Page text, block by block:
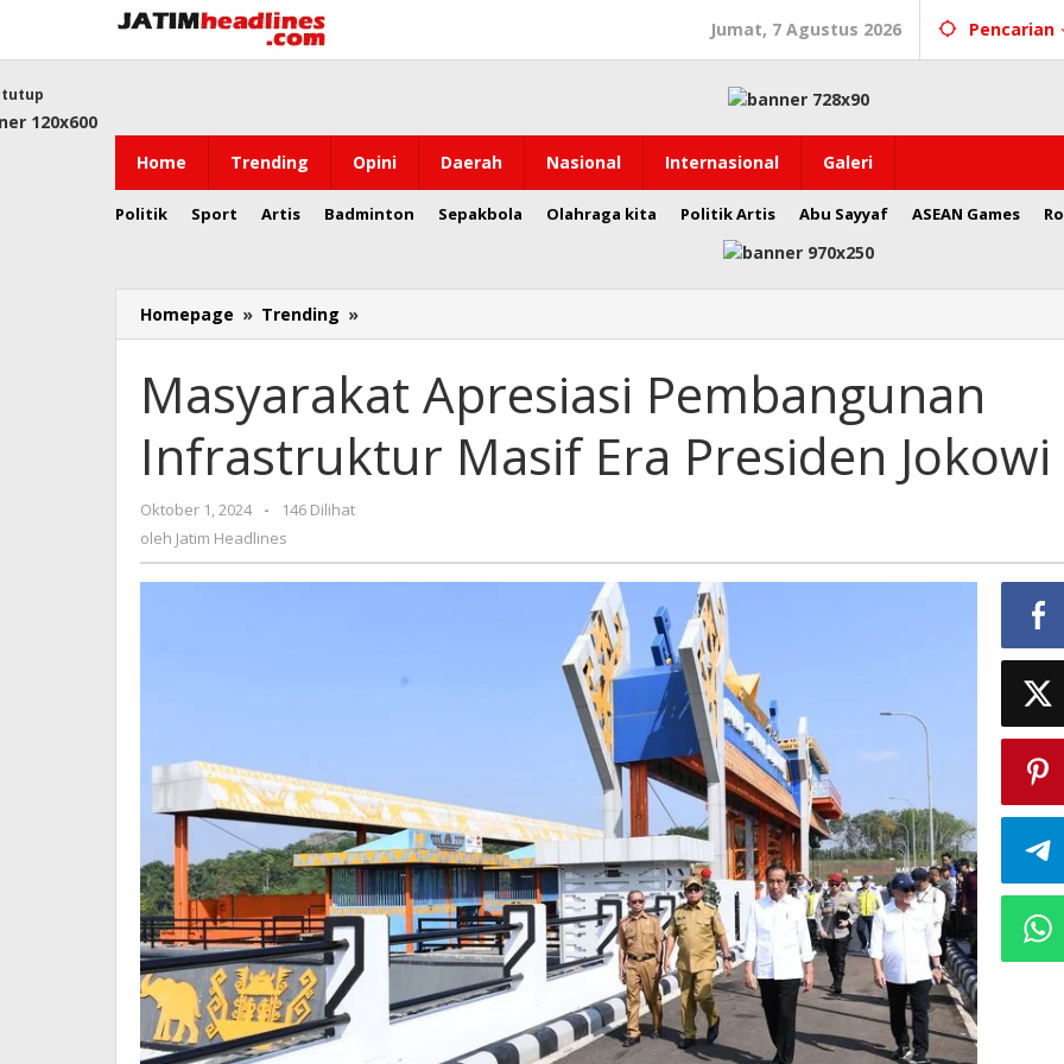
konten
Jumat, 7 Agustus 2026 Pencarian
Home Trending Opini Daerah Nasional Internasional Galeri
Politik Sport Artis Badminton Sepakbola Olahraga kita Politik Artis Abu Sayyaf ASEAN Games
tutup
Homepage » Trending »
Apresiasi
Infrastruktur
Masif
Era
Presiden
Masyarakat Apresiasi Pembangunan
Infrastruktur Masif Era Presiden Jokowi
Oktober 1, 2024
oleh
-
146 Dilihat
oleh Jatim Headlines